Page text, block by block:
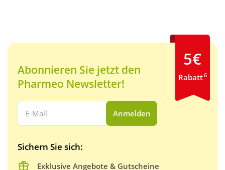
Abonnieren Sie jetzt den
Pharmeo Newsletter!
Ihre E-Mail Adresse:
Anmelden
Sichern Sie sich:
Exklusive Angebote & Gutscheine
5€
Rabatt6